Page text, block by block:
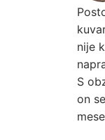
nije
S
on